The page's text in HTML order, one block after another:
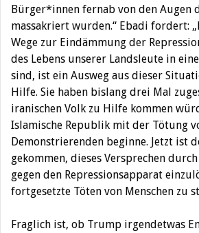
Bürger*innen fernab von den Augen
massakriert wurden.“ Ebadi fordert:
Wege zur Eindämmung der
des Lebens unserer Landsleute in
sind, ist ein Ausweg aus dieser
Hilfe. Sie haben bislang drei Mal
iranischen Volk zu Hilfe kommen
Islamische Republik mit der Tötung
Demonstrierenden beginne. Jetzt ist
gekommen, dieses Versprechen
gegen den Repressionsapparat
fortgesetzte Töten von Menschen zu
Fraglich ist, ob Trump irgendetwas